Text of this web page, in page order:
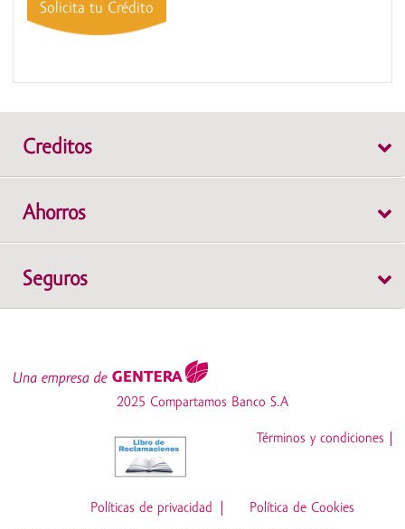
Solicita tu Crédito
Creditos
Grupal
Ahorros
Depósito a Plazo Fijo
Cuenta Emprendedores
Cuenta Crece Libre
Seguros
Desgravamen
Z6_NOG4HK8209A550QV5BMRTNJNU0
2025 Compartamos Banco S.A
Términos y condiciones
Políticas de privacidad
Política de Cookies